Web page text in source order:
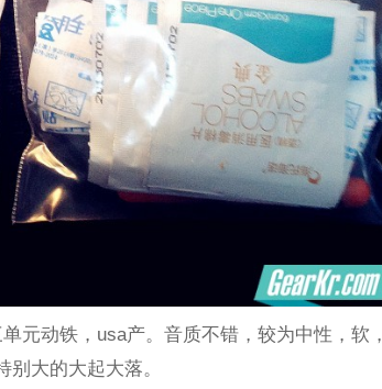
动铁，usa产。音质不错，较为中性，软，
大的大起大落。